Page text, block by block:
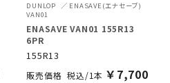
DUNLOP
ENASAVE(エナセーブ)
VAN01
ENASAVE VAN01 155R13
6PR
155R13
税込/1本 ￥ 7,700